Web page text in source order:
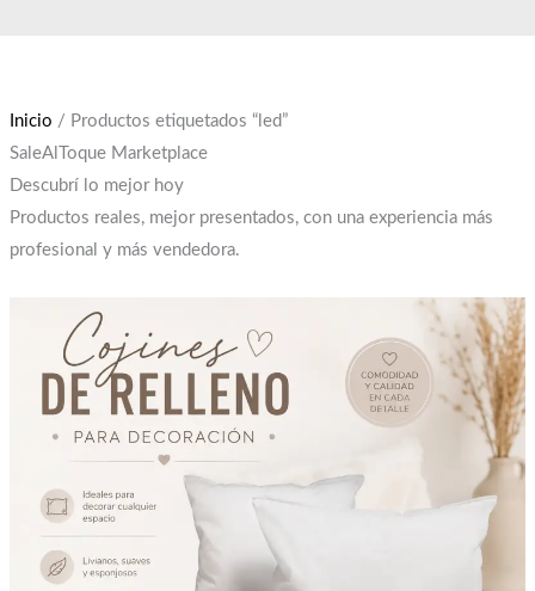
Inicio / Productos etiquetados “led”
SaleAlToque Marketplace
Descubrí lo mejor hoy
Productos reales, mejor presentados, con una experiencia más
profesional y más vendedora.
era:
$12,000.
es:
$10,000.